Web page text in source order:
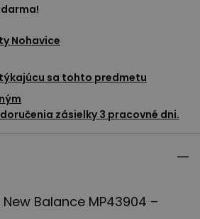
Nohavice
sa tohto predmetu
zásielky 3 pracovné dni.
Balance MP43904 –